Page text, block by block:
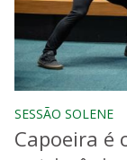
SESSÃO SOLENE
Capoeira é